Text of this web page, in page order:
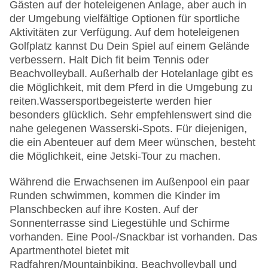
Gästen auf der hoteleigenen Anlage, aber auch in
der Umgebung vielfältige Optionen für sportliche
Aktivitäten zur Verfügung. Auf dem hoteleigenen
Golfplatz kannst Du Dein Spiel auf einem Gelände
verbessern. Halt Dich fit beim Tennis oder
Beachvolleyball. Außerhalb der Hotelanlage gibt es
die Möglichkeit, mit dem Pferd in die Umgebung zu
reiten.Wassersportbegeisterte werden hier
besonders glücklich. Sehr empfehlenswert sind die
nahe gelegenen Wasserski-Spots. Für diejenigen,
die ein Abenteuer auf dem Meer wünschen, besteht
die Möglichkeit, eine Jetski-Tour zu machen.
Während die Erwachsenen im Außenpool ein paar
Runden schwimmen, kommen die Kinder im
Planschbecken auf ihre Kosten. Auf der
Sonnenterrasse sind Liegestühle und Schirme
vorhanden. Eine Pool-/Snackbar ist vorhanden. Das
Apartmenthotel bietet mit
Radfahren/Mountainbiking, Beachvolleyball und